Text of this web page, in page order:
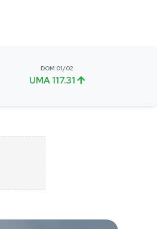
DOM 01/02
UMA 117.31